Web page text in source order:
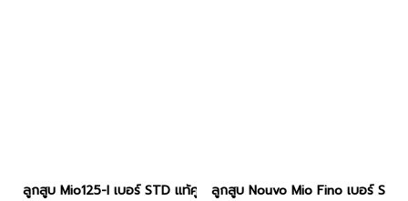
ลูกสูบ Mio125-I เบอร์ STD แท้ศูนย์ ยี่ห้อ Yamaha (DR11-44) By ไทย
ลูกสูบ Nouvo Mio Fino เบอร์